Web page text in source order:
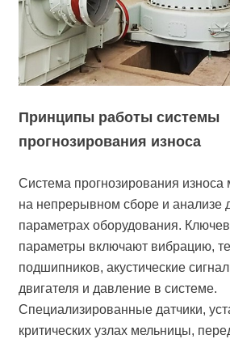
Принципы работы системы
прогнозирования износа
Система прогнозирования износа
на непрерывном сборе и анализе
параметрах оборудования.
параметры включают вибрацию,
подшипников, акустические
двигателя и давление в системе.
Специализированные датчики,
критических узлах мельницы,